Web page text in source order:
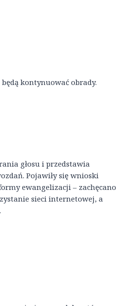
kontynuować obrady.
głosu i przedstawia
Pojawiły się wnioski
ewangelizacji – zachęcano
sieci internetowej, a